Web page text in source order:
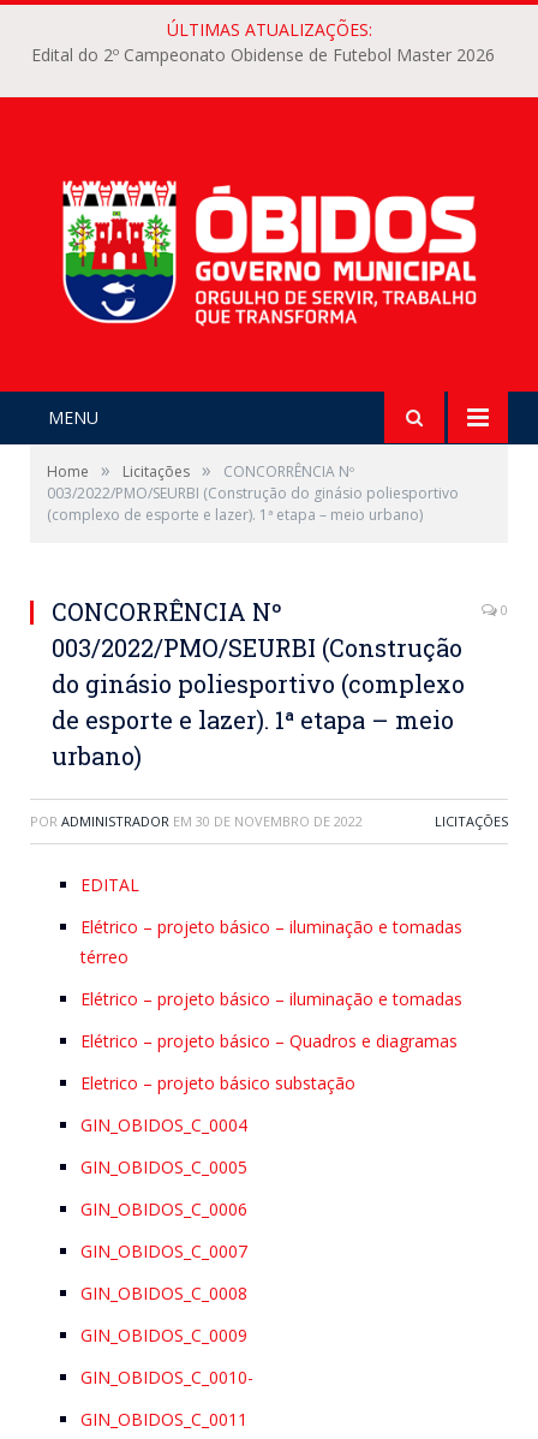
ÚLTIMAS ATUALIZAÇÕES:
Edital do 2º Campeonato Obidense de Futebol Master 2026
MENU
Home » Licitações »
CONCORRÊNCIA Nº
003/2022/PMO/SEURBI (Construção do ginásio poliesportivo
(complexo de esporte e lazer). 1ª etapa – meio urbano)
CONCORRÊNCIA Nº
003/2022/PMO/SEURBI (Construção
do ginásio poliesportivo (complexo
de esporte e lazer). 1ª etapa – meio
urbano)
0
POR ADMINISTRADOR EM 30 DE NOVEMBRO DE 2022 LICITAÇÕES
EDITAL
Elétrico – projeto básico – iluminação e tomadas
térreo
Elétrico – projeto básico – iluminação e tomadas
Elétrico – projeto básico – Quadros e diagramas
Eletrico – projeto básico substação
GIN_OBIDOS_C_0004
GIN_OBIDOS_C_0005
GIN_OBIDOS_C_0006
GIN_OBIDOS_C_0007
GIN_OBIDOS_C_0008
GIN_OBIDOS_C_0009
GIN_OBIDOS_C_0010-
GIN_OBIDOS_C_0011